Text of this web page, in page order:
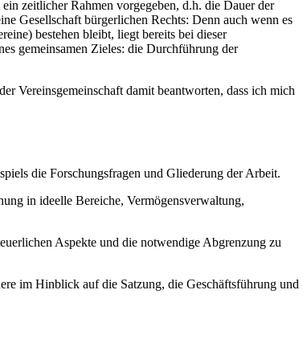
zeitlicher Rahmen vorgegeben, d.h. die Dauer der
Gesellschaft bürgerlichen Rechts: Denn auch wenn es
bestehen bleibt, liegt bereits bei dieser
gemeinsamen Zieles: die Durchführung der
Vereinsgemeinschaft damit beantworten, dass ich mich
die Forschungsfragen und Gliederung der Arbeit.
in ideelle Bereiche, Vermögensverwaltung,
Aspekte und die notwendige Abgrenzung zu
im Hinblick auf die Satzung, die Geschäftsführung und